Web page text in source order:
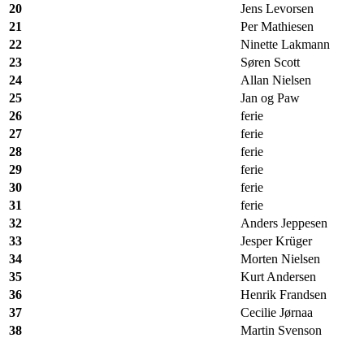
20
Jens Levorsen
21
Per Mathiesen
22
Ninette Lakmann
23
Søren Scott
24
Allan Nielsen
25
Jan og Paw
26
ferie
27
ferie
28
ferie
29
ferie
30
ferie
31
ferie
32
Anders Jeppesen
33
Jesper Krüger
34
Morten Nielsen
35
Kurt Andersen
36
Henrik Frandsen
37
Cecilie Jørnaa
38
Martin Svenson